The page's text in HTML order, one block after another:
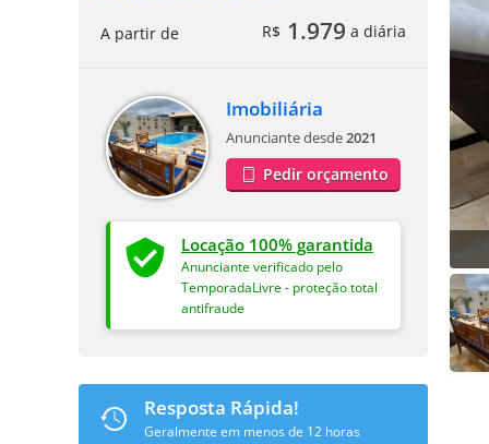
A partir de R$ 1.979 a diária
Imobiliária
Anunciante desde2021
Pedir orçamento
Locação 100% garantida
Anunciante verificado pelo
TemporadaLivre - proteção total
antifraude
Resposta Rápida!
Geralmente em menos de 12 horas